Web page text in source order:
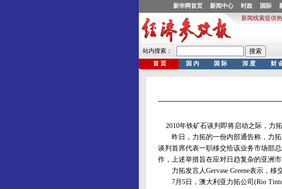
2010年铁矿石谈判即将启动之际，力
昨日，力拓的一份内部通告称，力拓
谈判首席代表一职移交给该业务市场部总
作，上述举措旨在应对日趋复杂的亚洲市
力拓发言人Gervase Greene表示，移
7月5日，澳大利亚力拓公司(Rio